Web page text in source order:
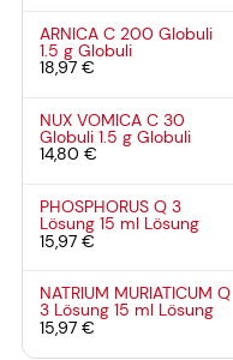
ARNICA C 200 Globuli
1.5 gGlobuli
18,97 €
NUX VOMICA C 30
Globuli1.5 gGlobuli
14,80 €
PHOSPHORUS Q 3
Lösung15 ml Lösung
15,97 €
NATRIUM MURIATICUM Q
3 Lösung15 ml Lösung
15,97 €